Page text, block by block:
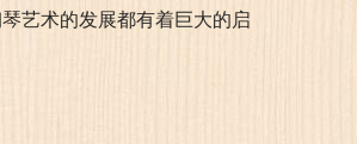
艺术的发展都有着巨大的启